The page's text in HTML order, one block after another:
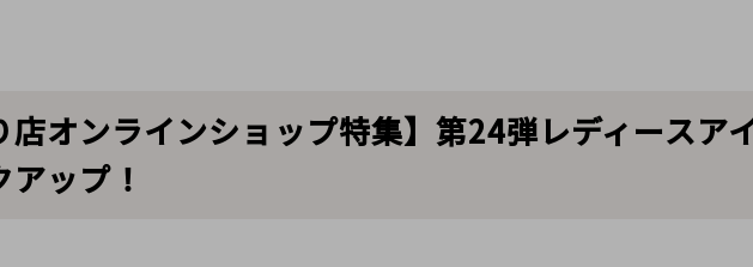
店オンラインショップ特集】第24弾レディースア
ップ！